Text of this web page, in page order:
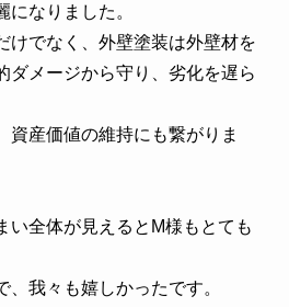
になりました。
けでなく、外壁塗装は外壁材を
ダメージから守り、劣化を遅ら
資産価値の維持にも繋がりま
い全体が見えるとM様もとても
、我々も嬉しかったです。